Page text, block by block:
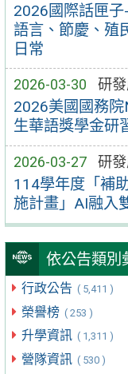
2026國際話匣子
語言、節慶、殖
日常
2026-03-30 研
2026美國國務
生華語獎學金研
2026-03-27 研
114學年度「補
施計畫」AI融入
依公告類別
行政公告 ( 5,411 )
榮譽榜 ( 253 )
升學資訊 ( 1,311 )
營隊資訊 ( 530 )